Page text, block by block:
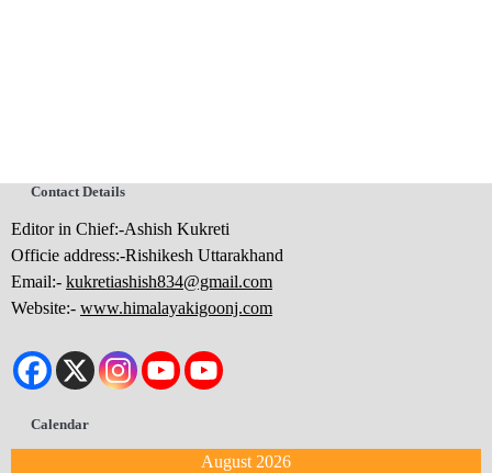
Contact Details
Editor in Chief:-Ashish Kukreti
Officie address:-Rishikesh Uttarakhand
Email:- kukretiashish834@gmail.com
Website:- www.himalayakigoonj.com
Calendar
August 2026